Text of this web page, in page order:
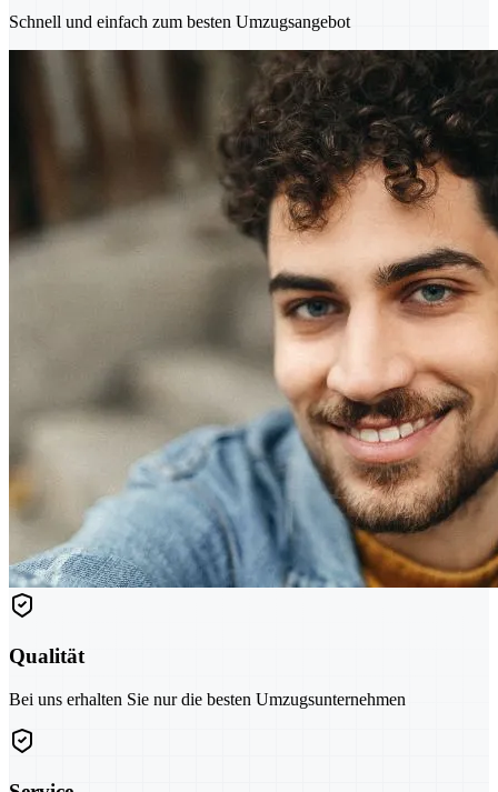
Schnell und einfach zum besten Umzugsangebot
Qualität
Bei uns erhalten Sie nur die besten Umzugsunternehmen